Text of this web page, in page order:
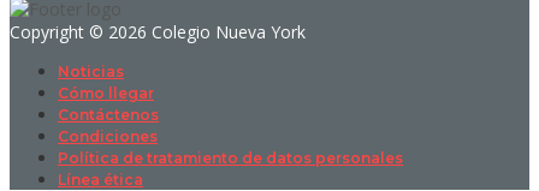
Copyright © 2026 Colegio Nueva York
Noticias
Cómo llegar
Contáctenos
Condiciones
Política de tratamiento de datos personales
Línea ética